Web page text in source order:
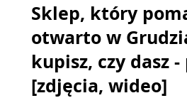
Sklep, który
otwarto w
kupisz, czy dasz -
[zdjęcia, wideo]